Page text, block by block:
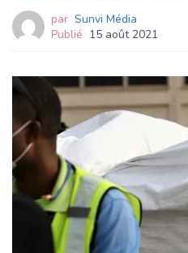
par Sunvi Média
Publié 15 août 2021